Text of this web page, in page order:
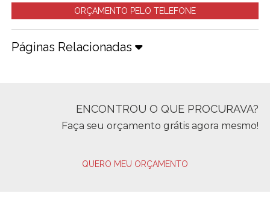
ORÇAMENTO PELO TELEFONE
Páginas Relacionadas
ENCONTROU O QUE PROCURAVA?
Faça seu orçamento grátis agora mesmo!
QUERO MEU ORÇAMENTO